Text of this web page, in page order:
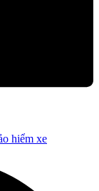
hiểm xe